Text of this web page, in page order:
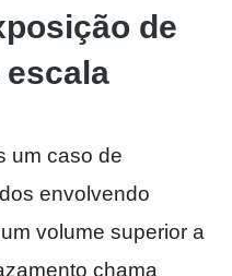
de
escala
um caso de
envolvendo
volume superior a
chama